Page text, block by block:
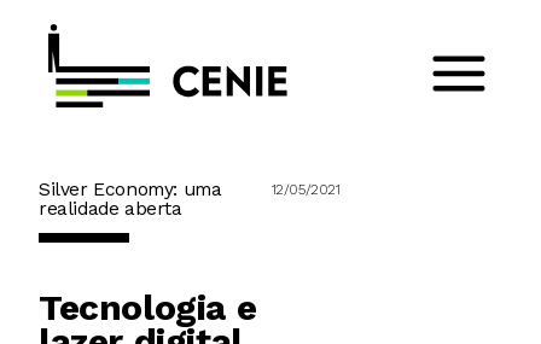
Silver Economy: uma
realidade aberta
12/05/2021
Tecnologia e